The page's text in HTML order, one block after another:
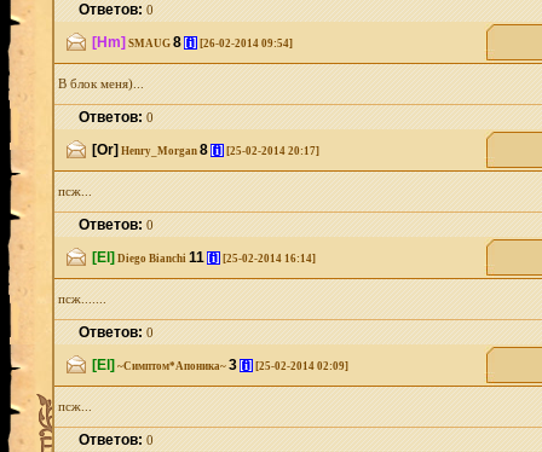
Ответов:0
[Hm] SMAUG 8 [i] [26-02-2014 09:54]
В блок меня)...
Ответов:0
[Or] Henry_Morgan 8 [i] [25-02-2014 20:17]
псж...
Ответов:0
[El] Diego Bianchi 11 [i] [25-02-2014 16:14]
псж.......
Ответов:0
[El] ~Симптом*Апоника~ 3 [i] [25-02-2014 02:09]
псж...
Ответов:0